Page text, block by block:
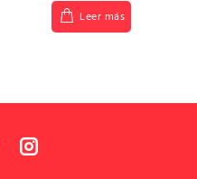
Leer más